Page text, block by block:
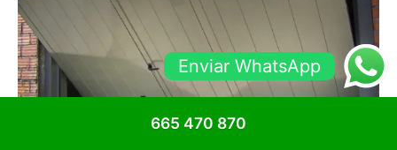
Enviar WhatsApp
665 470 870